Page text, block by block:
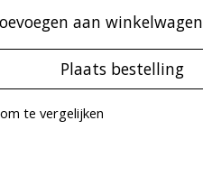
aan winkelwagen
Plaats bestelling
te vergelijken